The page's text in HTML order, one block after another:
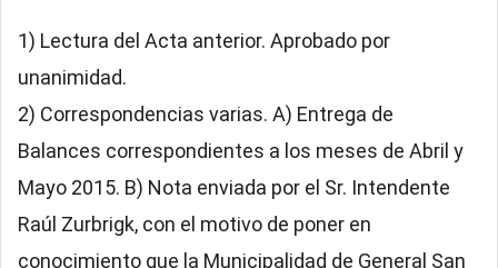
1) Lectura del Acta anterior. Aprobado por
unanimidad.
2) Correspondencias varias. A) Entrega de
Balances correspondientes a los meses de Abril y
Mayo 2015. B) Nota enviada por el Sr. Intendente
Raúl Zurbrigk, con el motivo de poner en
conocimiento que la Municipalidad de General San